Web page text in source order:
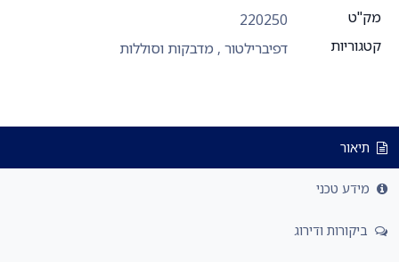
מק"ט
220250
קטגוריות
דפיברילטור, מדבקות וסוללות
תיאור
מידע טכני
ביקורות ודירוג